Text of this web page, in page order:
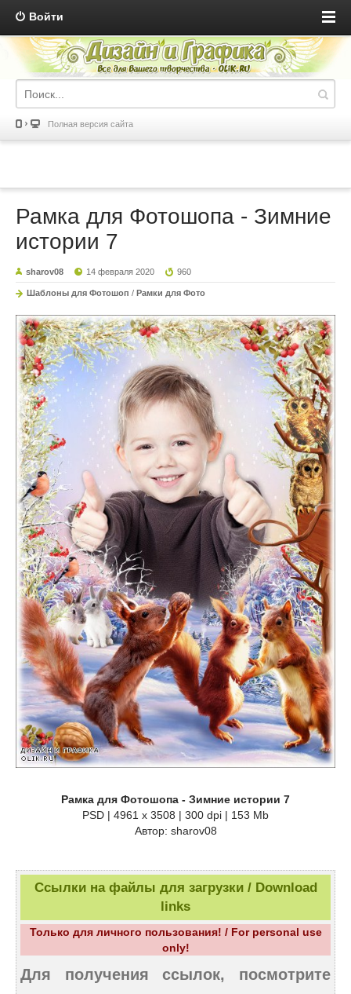
Войти
Полная версия сайта
Рамка для Фотошопа - Зимние
истории 7
sharov08 14 февраля 2020 960
Шаблоны для Фотошоп / Рамки для Фото
Рамка для Фотошопа - Зимние истории 7
PSD | 4961 х 3508 | 300 dpi | 153 Mb
Автор: sharov08
Ссылки на файлы для загрузки / Download
links
Только для личного пользования! / For personal use
only!
Для получения ссылок, посмотрите